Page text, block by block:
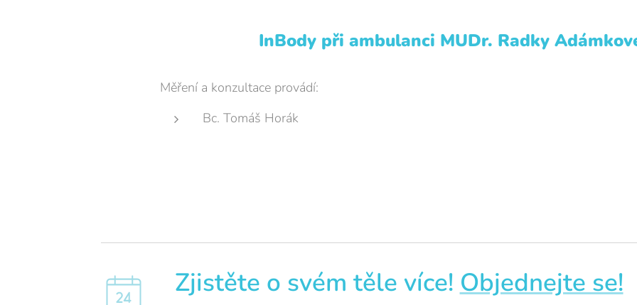
InBody při ambulanci MUDr. Radky
Měření a konzultace provádí:
Bc. Tomáš Horák
Zjistěte o svém těle více! Objednejte se!